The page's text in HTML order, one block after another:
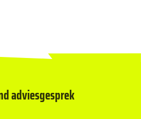
adviesgesprek